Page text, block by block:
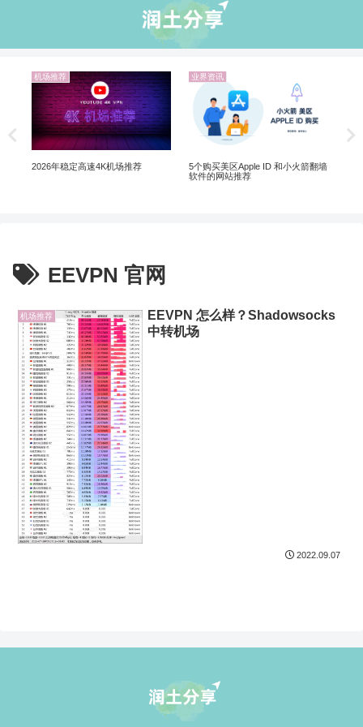
机场推荐
2026年稳定高速4K机场推荐
业界资讯
5个购买美区Apple ID 和小火箭翻墙
软件的网站推荐
EEVPN 官网
机场推荐
EEVPN 怎么样？Shadowsocks
中转机场
2022.09.07